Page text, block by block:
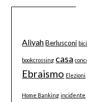
Aliyah Berlusconi
bookcrossing casa
Ebraismo Elezioni
Home Banking incidente